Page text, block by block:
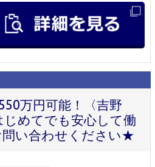
万円可能！〈吉野
じめてでも安心して働
い合わせください★